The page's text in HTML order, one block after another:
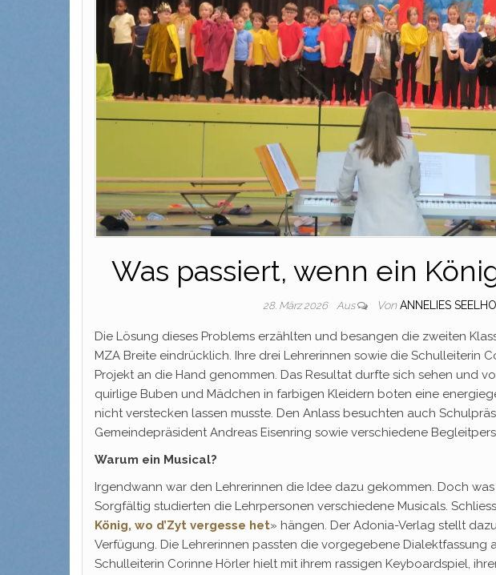
Was passiert, wenn ein
28. März 2026 Aus Von ANNELIES
Die Lösung dieses Problems erzählten und besangen die zweiten
MZA Breite eindrücklich. Ihre drei Lehrerinnen sowie die Schulleiterin
Projekt an die Hand genommen. Das Resultat durfte sich sehen und
quirlige Buben und Mädchen in farbigen Kleidern boten eine
nicht verstecken lassen musste. Den Anlass besuchten auch
Gemeindepräsident Andreas Eisenring sowie verschiedene
Warum ein Musical?
Irgendwann war den Lehrerinnen die Idee dazu gekommen. Doch
Sorgfältig studierten die Lehrpersonen verschiedene Musicals.
König, wo d’Zyt vergesse het» hängen. Der Adonia-Verlag stellt
Verfügung. Die Lehrerinnen passten die vorgegebene Dialektfassung
Schulleiterin Corinne Hörler hielt mit ihrem rassigen Keyboardspiel,